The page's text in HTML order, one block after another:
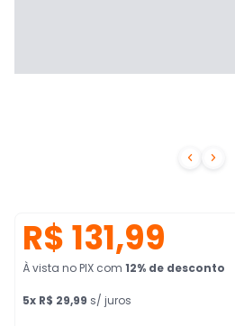
 
R$ 131,99
À vista no PIX com 12% de desconto
5x R$ 29,99 s/ juros